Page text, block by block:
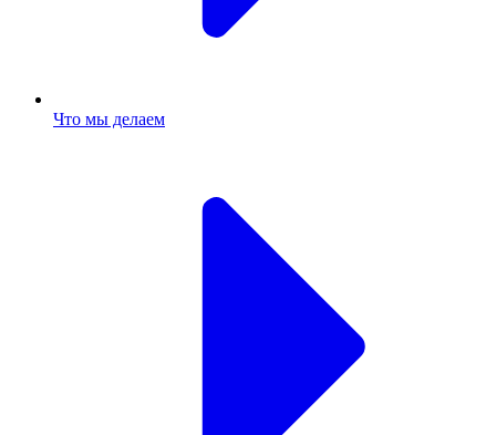
Что мы делаем